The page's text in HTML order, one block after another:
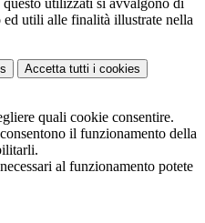
utilizzati si avvalgono di
ed utili alle finalità illustrate nella
Accetta tutti i cookies
quali cookie consentire.
il funzionamento della
al funzionamento potete